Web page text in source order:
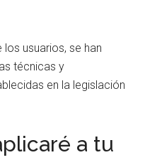
usuarios, se han
técnicas y
en la legislación
a tu